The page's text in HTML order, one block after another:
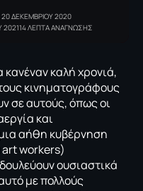
ΔΕΚΕΜΒΡΙΟΥ 2020
202114 ΛΕΠΤΑ ΑΝΑΓΝΩΣΗΣ
κανέναν καλή χρονιά,
κινηματογράφους
σε αυτούς, όπως οι
και
αήθη κυβέρνηση
art workers)
ουσιαστικά
με πολλούς